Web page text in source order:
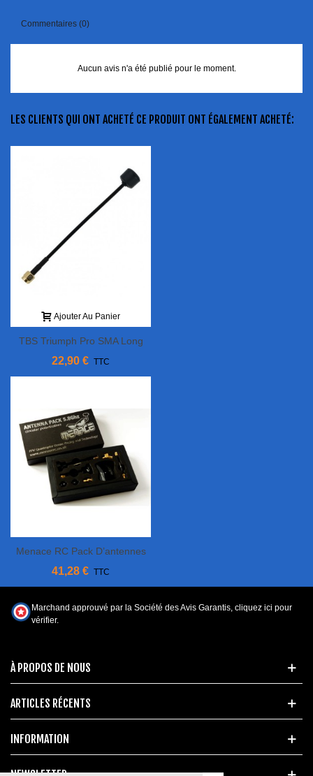
Commentaires (0)
Aucun avis n'a été publié pour le moment.
LES CLIENTS QUI ONT ACHETÉ CE PRODUIT ONT ÉGALEMENT ACHETÉ:
Ajouter Au Panier
TBS Triumph Pro SMA Long
Range
22,90 € TTC
Menace RC Pack D’antennes
FPV
41,28 € TTC
À PROPOS DE NOUS
ARTICLES RÉCENTS
INFORMATION
Marchand approuvé par la Société des Avis Garantis, cliquez ici pour
vérifier.